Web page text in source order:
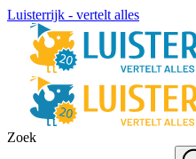
Luisterrijk - vertelt alles
Zoek